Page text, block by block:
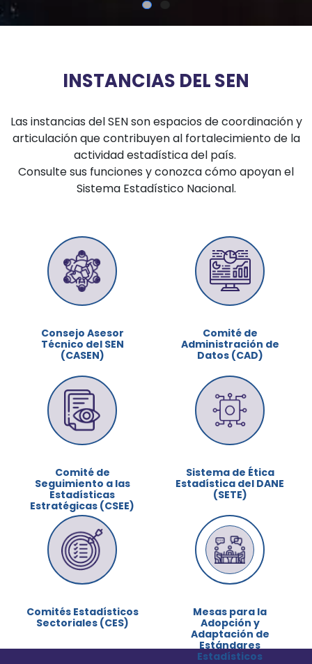
Pausa
INSTANCIAS DEL SEN
Las instancias del SEN son espacios de coordinación y
articulación que contribuyen al fortalecimiento de la
actividad estadística del país.
Consulte sus funciones y conozca cómo apoyan el
Sistema Estadístico Nacional.
Consejo Asesor
Técnico del SEN
(CASEN)
Comité de
Administración de
Datos (CAD)
Comité de
Seguimiento a las
Estadísticas
Estratégicas (CSEE)
Sistema de Ética
Estadística del DANE
(SETE)
Comités Estadísticos
Sectoriales (CES)
Mesas para la
Adopción y
Adaptación de
Estándares
Estadísticos